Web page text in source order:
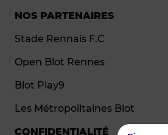
NOS PARTENAIRES
Stade Rennais F.C
Open Blot Rennes
Blot Play9
Les Métropolitaines Blot
CONFIDENTIALITÉ